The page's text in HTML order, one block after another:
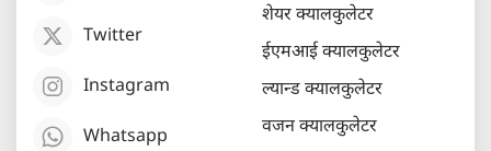
Twitter
Instagram
Whatsapp
शेयर क्यालकुलेटर
ईएमआई क्यालकुलेटर
ल्यान्ड क्यालकुलेटर
वजन क्यालकुलेटर